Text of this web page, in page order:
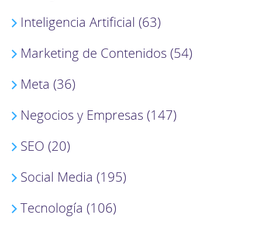
Inteligencia Artificial (63)
Marketing de Contenidos (54)
Meta (36)
Negocios y Empresas (147)
SEO (20)
Social Media (195)
Tecnología (106)